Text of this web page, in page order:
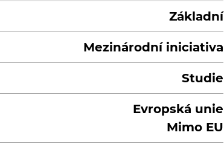
Základní
Mezinárodní iniciativa
Studie
Evropská unie
Mimo EU